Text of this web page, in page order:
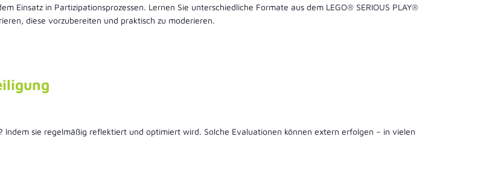
Einsatz in Partizipationsprozessen. Lernen Sie unterschiedliche Formate aus dem LEGO® SERIOUS PLAY®
diese vorzubereiten und praktisch zu moderieren.
Indem sie regelmäßig reflektiert und optimiert wird. Solche Evaluationen können extern erfolgen – in vielen